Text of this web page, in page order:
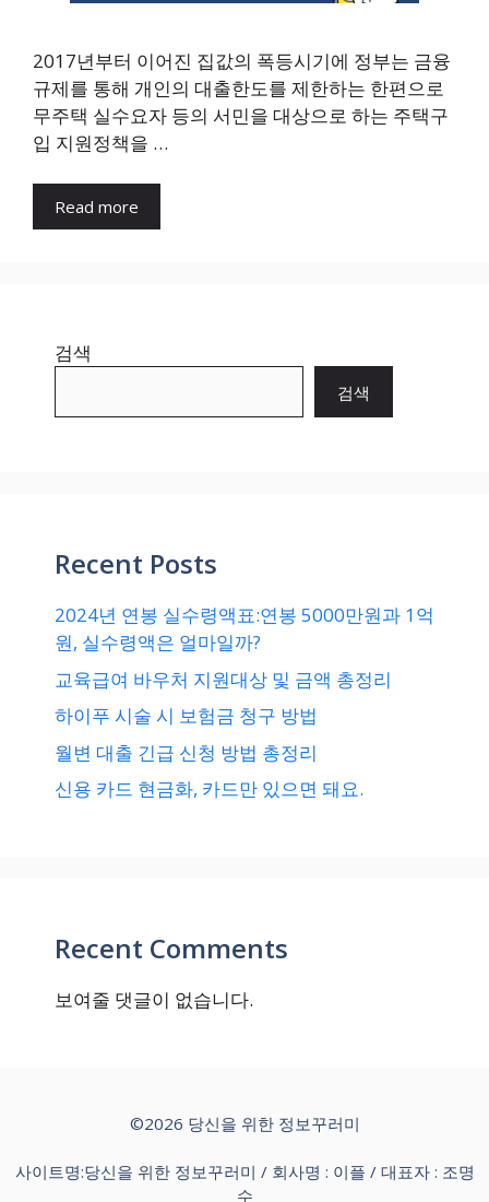
2017년부터 이어진 집값의 폭등시기에 정부는 금융
규제를 통해 개인의 대출한도를 제한하는 한편으로
무주택 실수요자 등의 서민을 대상으로 하는 주택구
입 지원정책을 …
Read more
검색
검색
Recent Posts
2024년 연봉 실수령액표:연봉 5000만원과 1억
원, 실수령액은 얼마일까?
교육급여 바우처 지원대상 및 금액 총정리
하이푸 시술 시 보험금 청구 방법
월변 대출 긴급 신청 방법 총정리
신용 카드 현금화, 카드만 있으면 돼요.
Recent Comments
보여줄 댓글이 없습니다.
©2026 당신을 위한 정보꾸러미
사이트명:당신을 위한 정보꾸러미 / 회사명 : 이플 / 대표자 : 조명
수